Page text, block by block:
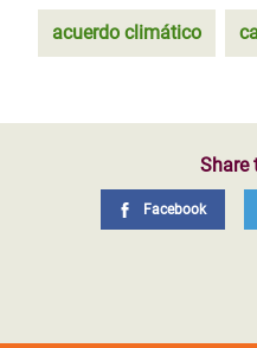
acuerdo climático
Share
Facebook